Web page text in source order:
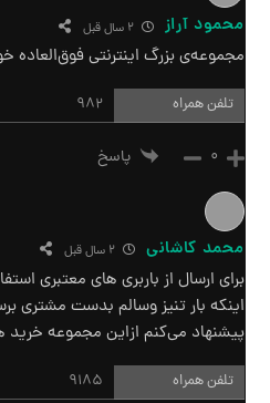
محمود آراز 2 سال قبل
مجموعه‌ی بزرگ اینترنتی
تلفن همراه 982
0 پاسخ
محمد کاشانی 2 سال قبل
برای ارسال از باربری های معتبری
اینکه بار تنیز وسالم بدست مشتری
پیشنهاد می‌کنم ازاین مجموعه خرید
تلفن همراه 9185